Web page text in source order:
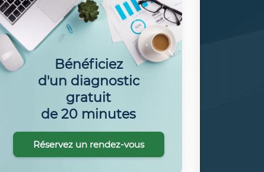
Bénéficiez
d'un diagnostic
gratuit
de 20 minutes
Réservez un rendez-vous